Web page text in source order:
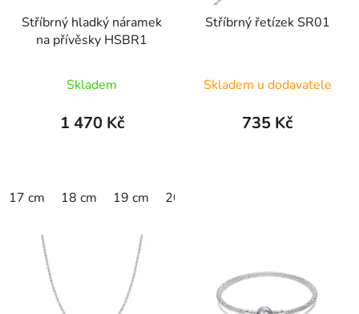
Stříbrný hladký náramek
na přívěsky HSBR1
hodnocení
produktu
5
Skladem
1 470 Kč
17 cm 18 cm 19 cm 20 cm
Stříbrný řetízek SR01
Skladem u dodavatele
735 Kč